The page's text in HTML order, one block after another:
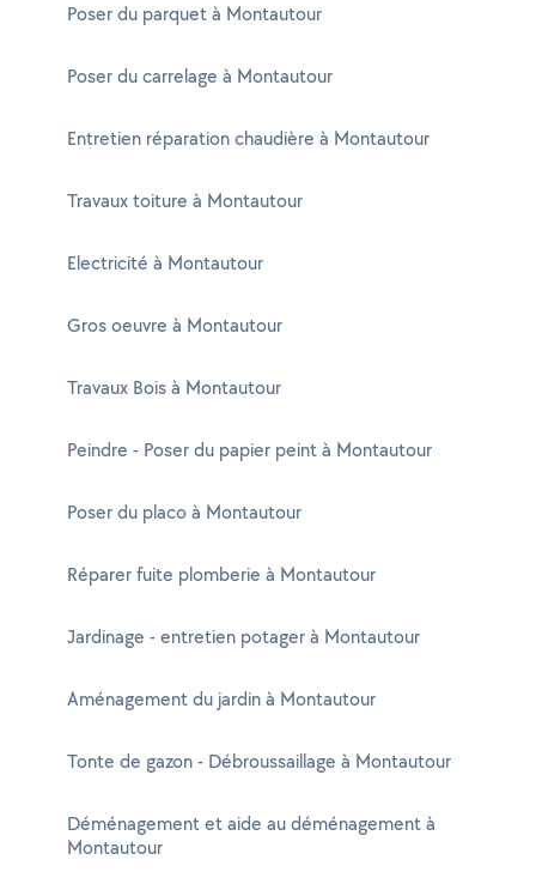
Poser du parquet à Montautour
Poser du carrelage à Montautour
Entretien réparation chaudière à Montautour
Travaux toiture à Montautour
Electricité à Montautour
Gros oeuvre à Montautour
Travaux Bois à Montautour
Peindre - Poser du papier peint à Montautour
Poser du placo à Montautour
Réparer fuite plomberie à Montautour
Jardinage - entretien potager à Montautour
Aménagement du jardin à Montautour
Tonte de gazon - Débroussaillage à Montautour
Déménagement et aide au déménagement à
Montautour